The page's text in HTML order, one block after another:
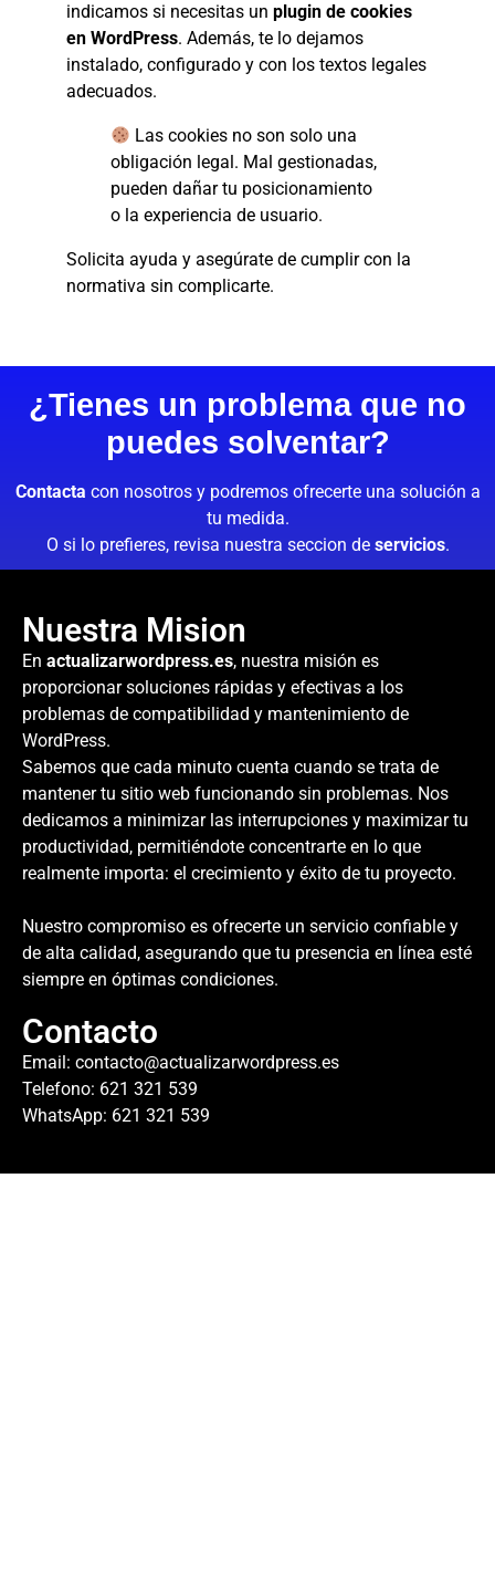
indicamos si necesitas un plugin de cookies
en WordPress. Además, te lo dejamos
instalado, configurado y con los textos legales
adecuados.
Las cookies no son solo una
obligación legal. Mal gestionadas,
pueden dañar tu posicionamiento
o la experiencia de usuario.
Solicita ayuda y asegúrate de cumplir con la
normativa sin complicarte.
¿Tienes un problema que no
puedes solventar?
Contacta con nosotros y podremos ofrecerte una solución a
tu medida.
O si lo prefieres, revisa nuestra seccion de servicios.
Nuestra Mision
En actualizarwordpress.es, nuestra misión es
proporcionar soluciones rápidas y efectivas a los
problemas de compatibilidad y mantenimiento de
WordPress.
Sabemos que cada minuto cuenta cuando se trata de
mantener tu sitio web funcionando sin problemas. Nos
dedicamos a minimizar las interrupciones y maximizar tu
productividad, permitiéndote concentrarte en lo que
realmente importa: el crecimiento y éxito de tu proyecto.
Nuestro compromiso es ofrecerte un servicio confiable y
de alta calidad, asegurando que tu presencia en línea esté
siempre en óptimas condiciones.
Contacto
Email: contacto@actualizarwordpress.es
Telefono: 621 321 539
WhatsApp: 621 321 539